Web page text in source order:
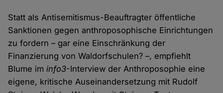
Statt als Antisemitismus-Beauftragter öffentliche
Sanktionen gegen anthroposophische Einrichtungen
zu fordern – gar eine Einschränkung der
Finanzierung von Waldorfschulen? –, empfiehlt
Blume iminfo3-Interview der Anthroposophie eine
eigene, kritische Auseinandersetzung mit Rudolf